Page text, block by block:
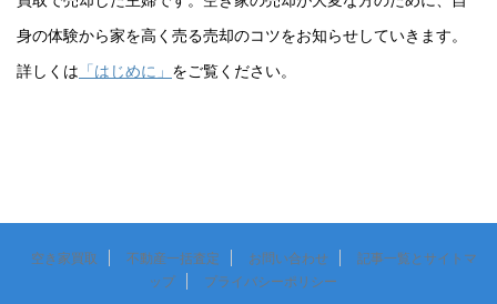
身の体験から家を高く売る売却のコツをお知らせしていきます。
詳しくは 「はじめに」 をご覧ください。
空き家買取 不動産一括査定 お問い合わせ
記事一覧とサイトマ
ップ
プライバシーポリシー